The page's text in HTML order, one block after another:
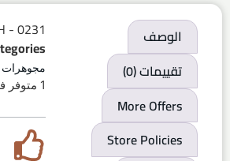
الوصف
تقييمات (0)
More Offers
Store Policies
- 0231
1 متوفر في المخزون